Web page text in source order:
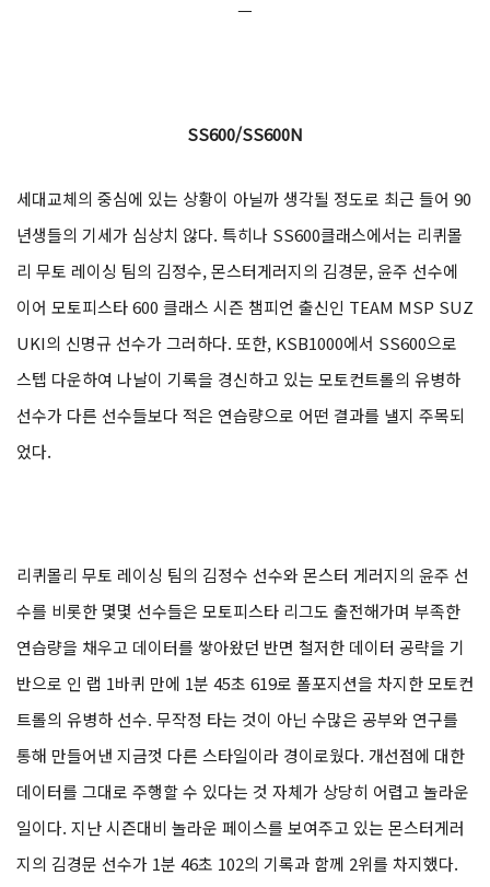
ㅡ
SS600/SS600N
세대교체의 중심에 있는 상황이 아닐까 생각될 정도로 최근 들어 90
년생들의 기세가 심상치 않다. 특히나 SS600클래스에서는 리퀴몰
리 무토 레이싱 팀의 김정수, 몬스터게러지의 김경문, 윤주 선수에
이어 모토피스타 600 클래스 시즌 챔피언 출신인 TEAM MSP SUZ
UKI의 신명규 선수가 그러하다. 또한, KSB1000에서 SS600으로
스텝 다운하여 나날이 기록을 경신하고 있는 모토컨트롤의 유병하
선수가 다른 선수들보다 적은 연습량으로 어떤 결과를 낼지 주목되
었다.
리퀴몰리 무토 레이싱 팀의 김정수 선수와 몬스터 게러지의 윤주 선
수를 비롯한 몇몇 선수들은 모토피스타 리그도 출전해가며 부족한
연습량을 채우고 데이터를 쌓아왔던 반면 철저한 데이터 공략을 기
반으로 인 랩 1바퀴 만에 1분 45초 619로 폴포지션을 차지한 모토컨
트롤의 유병하 선수. 무작정 타는 것이 아닌 수많은 공부와 연구를
통해 만들어낸 지금껏 다른 스타일이라 경이로웠다. 개선점에 대한
데이터를 그대로 주행할 수 있다는 것 자체가 상당히 어렵고 놀라운
일이다. 지난 시즌대비 놀라운 페이스를 보여주고 있는 몬스터게러
지의 김경문 선수가 1분 46초 102의 기록과 함께 2위를 차지했다.